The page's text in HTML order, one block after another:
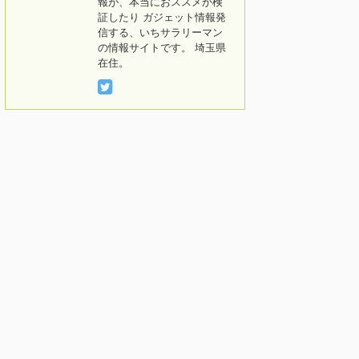
証したり ガジェット情報発
信する、いちサラリーマン
の情報サイトです。 埼玉県
在住。